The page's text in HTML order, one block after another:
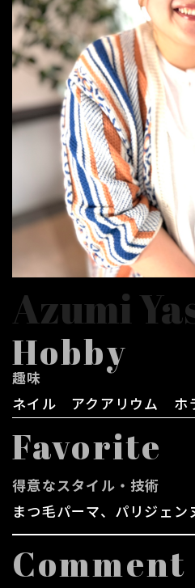
Azumi
Hobby
趣味
ネイル アクアリウム ホ
Favorite
得意なスタイル・技術
まつ毛パーマ、パリジェン
Comment